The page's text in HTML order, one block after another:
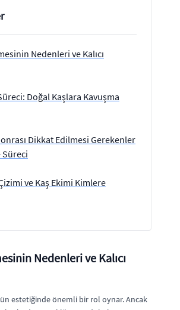
Nedenleri ve Kalıcı
Doğal Kaşlara Kavuşma
Dikkat Edilmesi Gerekenler
Süreci
ve Kaş Ekimi Kimlere
Nedenleri ve Kalıcı
estetiğinde önemli bir rol oynar. Ancak